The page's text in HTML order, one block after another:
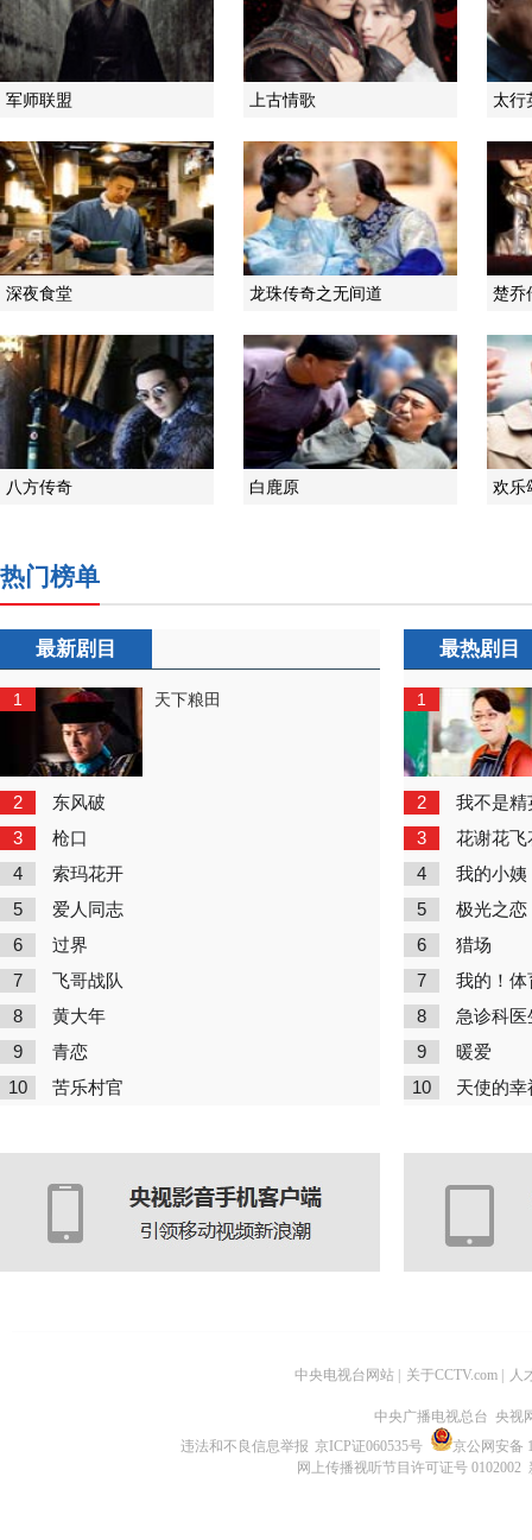
军师联盟 上古情歌 太行
深夜食堂 龙珠传奇之无间道 楚乔
八方传奇 白鹿原 欢乐
热门榜单
最新剧目
1 天下粮田
2 东风破
3 枪口
4 索玛花开
5 爱人同志
6 过界
7 飞哥战队
8 黄大年
9 青恋
10 苦乐村官
最热剧目
1
2 我不是精
3 花谢花飞
4 我的小姨
5 极光之恋
6 猎场
7 我的！体
8 急诊科医
9 暖爱
10 天使的幸
中央电视台网站 关于CCTV.com 人
中央广播电视总台 央视
违法和不良信息举报 京ICP证060535号
京公网安备
网上传播视听节目许可证号 0102002